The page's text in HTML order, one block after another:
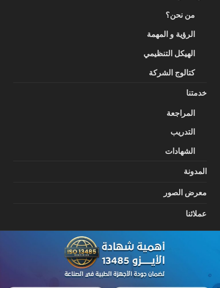
من نحن؟
الرؤية و المهمة
الهيكل التنظيمي
كتالوج الشركة
خدمتنا
المراجعة
التدريب
الشهادات
المدونة
معرض الصور
عملائنا